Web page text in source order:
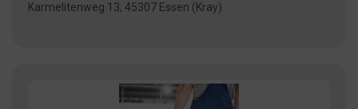
Karmelitenweg 13, 45307 Essen (Kray)